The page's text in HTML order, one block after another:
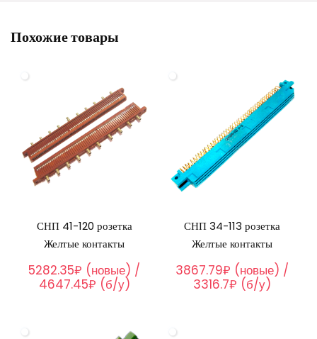
Похожие товары
СНП 41-120 розетка
Желтые контакты
5282.35₽ (новые) /
4647.45₽ (б/у)
СНП 34-113 розетка
Желтые контакты
3867.79₽ (новые) /
3316.7₽ (б/у)